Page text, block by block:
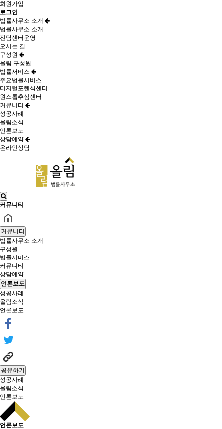
회원가입
로그인
법률사무소 소개
법률사무소 소개
전담센터운영
오시는 길
구성원
올림 구성원
법률서비스
주요법률서비스
디지털포렌식센터
원스톱추심센터
커뮤니티
성공사례
올림소식
언론보도
상담예약
온라인상담
커뮤니티
커뮤니티
법률사무소 소개
구성원
법률서비스
커뮤니티
상담예약
언론보도
성공사례
올림소식
언론보도
공유하기
성공사례
올림소식
언론보도
언론보도